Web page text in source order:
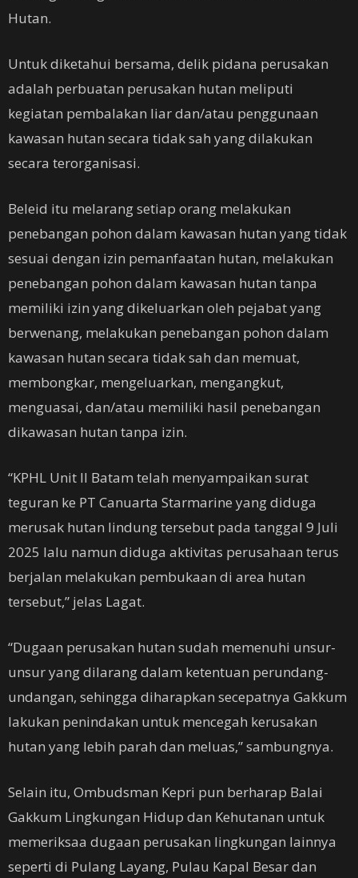
Hutan.
Untuk diketahui bersama, delik pidana perusakan
adalah perbuatan perusakan hutan meliputi
kegiatan pembalakan liar dan/atau penggunaan
kawasan hutan secara tidak sah yang dilakukan
secara terorganisasi.
Beleid itu melarang setiap orang melakukan
penebangan pohon dalam kawasan hutan yang tidak
sesuai dengan izin pemanfaatan hutan, melakukan
penebangan pohon dalam kawasan hutan tanpa
memiliki izin yang dikeluarkan oleh pejabat yang
berwenang, melakukan penebangan pohon dalam
kawasan hutan secara tidak sah dan memuat,
membongkar, mengeluarkan, mengangkut,
menguasai, dan/atau memiliki hasil penebangan
dikawasan hutan tanpa izin.
“KPHL Unit II Batam telah menyampaikan surat
teguran ke PT Canuarta Starmarine yang diduga
merusak hutan lindung tersebut pada tanggal 9 Juli
2025 lalu namun diduga aktivitas perusahaan terus
berjalan melakukan pembukaan di area hutan
tersebut,” jelas Lagat.
“Dugaan perusakan hutan sudah memenuhi unsur-
unsur yang dilarang dalam ketentuan perundang-
undangan, sehingga diharapkan secepatnya Gakkum
lakukan penindakan untuk mencegah kerusakan
hutan yang lebih parah dan meluas,” sambungnya.
Selain itu, Ombudsman Kepri pun berharap Balai
Gakkum Lingkungan Hidup dan Kehutanan untuk
memeriksaa dugaan perusakan lingkungan lainnya
seperti di Pulang Layang, Pulau Kapal Besar dan